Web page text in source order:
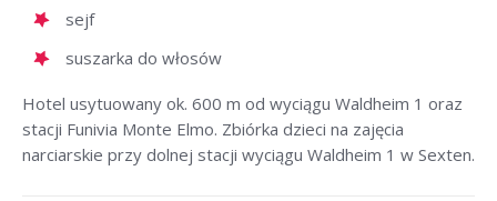
sejf
suszarka do włosów
Hotel usytuowany ok. 600 m od wyciągu Waldheim 1 oraz
stacji Funivia Monte Elmo. Zbiórka dzieci na zajęcia
narciarskie przy dolnej stacji wyciągu Waldheim 1 w Sexten.